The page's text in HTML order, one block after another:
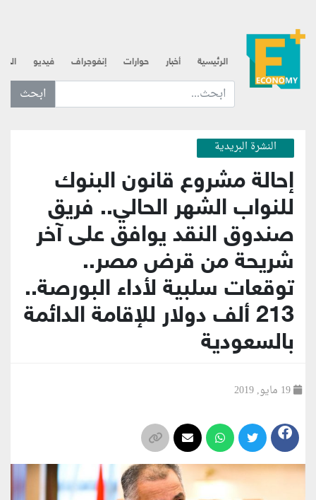
الرئيسية أخبار حوارات إنفوجراف فيديو
ابحث عن... :
النشرة البريدية
إحالة مشروع قانون البنوك
للنواب الشهر الحالي.. فريق
صندوق النقد يوافق على آخر
شريحة من قرض مصر..
توقعات سلبية لأداء البورصة..
213 ألف دولار للإقامة الدائمة
بالسعودية